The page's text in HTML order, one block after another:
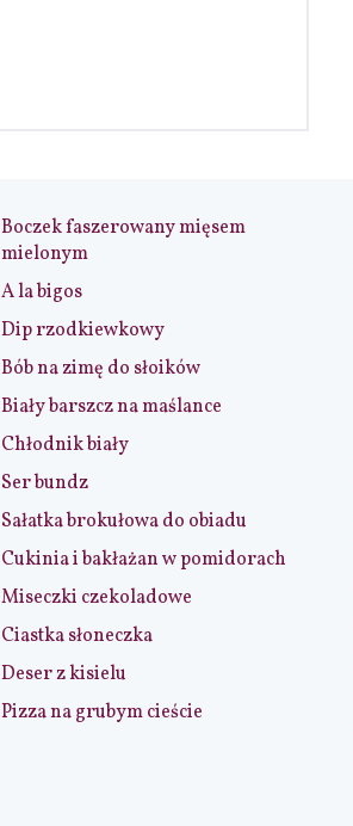
Boczek faszerowany mięsem
mielonym
A la bigos
Dip rzodkiewkowy
Bób na zimę do słoików
Biały barszcz na maślance
Chłodnik biały
Ser bundz
Sałatka brokułowa do obiadu
Cukinia i bakłażan w pomidorach
Miseczki czekoladowe
Ciastka słoneczka
Deser z kisielu
Pizza na grubym cieście